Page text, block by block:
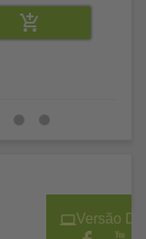
Versão